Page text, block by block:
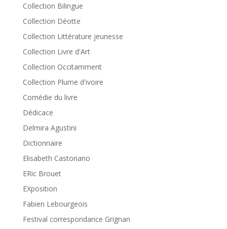
Collection Bilingue
Collection Déotte
Collection Littérature jeunesse
Collection Livre d'Art
Collection Occitamment
Collection Plume d'ivoire
Comédie du livre
Dédicace
Delmira Agustini
Dictionnaire
Elisabeth Castoriano
ERic Brouet
EXposition
Fabien Lebourgeois
Festival correspondance Grignan